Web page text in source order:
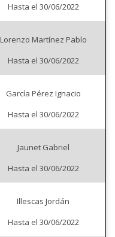
Hasta el 30/06/2022
Lorenzo Martínez Pablo
Hasta el 30/06/2022
García Pérez Ignacio
Hasta el 30/06/2022
Jaunet Gabriel
Hasta el 30/06/2022
Illescas Jordán
Hasta el 30/06/2022